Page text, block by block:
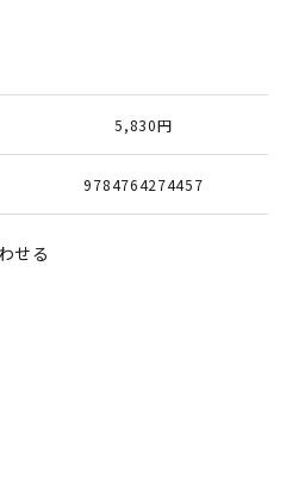
5,830円
9784764274457
せる